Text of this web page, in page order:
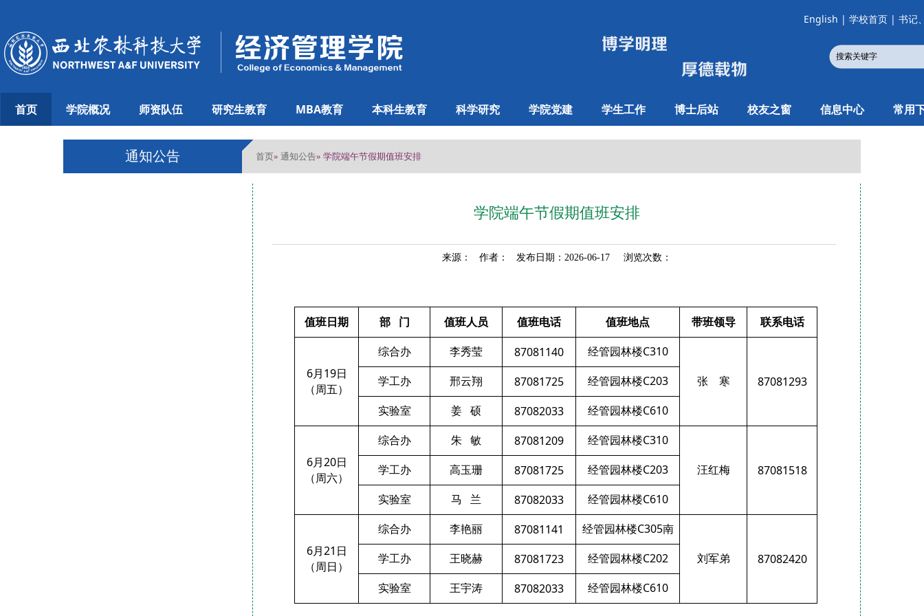
English | 学校首页 | 书记
首页 学院概况 师资队伍 研究生教育 MBA教育 本科生教育 科学研究 学院党建 学生工作 博士后站 校友之窗 信息中心 常用
通知公告 首页» 通知公告» 学院端午节假期值班安排
学院端午节假期值班安排
来源： 作者： 发布日期：2026-06-17 浏览次数：
值班日期 部 门 值班人员 值班电话 值班地点 带班领导 联系电话
6月19日
（周五）
综合办 李秀莹 87081140 经管园林楼C310
张 寒
87081293
学工办 邢云翔 87081725 经管园林楼C203
实验室
姜 硕 87082033 经管园林楼C610
6月20日
（周六）
综合办 朱 敏 87081209 经管园林楼C310
汪红梅
87081518
学工办 高玉珊 87081725 经管园林楼C203
实验室
马 兰 87082033 经管园林楼C610
6月21 日
（周日）
综合办 李艳丽 87081141 经管园林楼C305南
刘军弟
87082420
学工办 王晓赫 87081723 经管园林楼C202
实验室
王宇涛 87082033 经管园林楼C610